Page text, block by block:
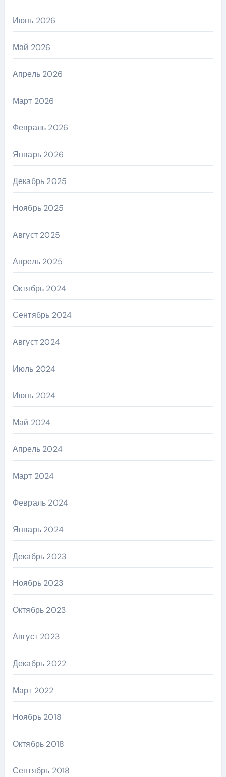
Июнь 2026
Май 2026
Апрель 2026
Март 2026
Февраль 2026
Январь 2026
Декабрь 2025
Ноябрь 2025
Август 2025
Апрель 2025
Октябрь 2024
Сентябрь 2024
Август 2024
Июль 2024
Июнь 2024
Май 2024
Апрель 2024
Март 2024
Февраль 2024
Январь 2024
Декабрь 2023
Ноябрь 2023
Октябрь 2023
Август 2023
Декабрь 2022
Март 2022
Ноябрь 2018
Октябрь 2018
Сентябрь 2018